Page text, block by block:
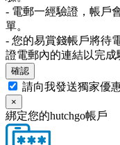
- 電郵一經驗證，帳戶
單。
- 您的易賞錢帳戶將待
證電郵內的連結以完成
確認
請向我發送獨家優
×
綁定您的hutchgo帳戶